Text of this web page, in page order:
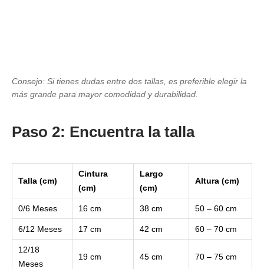
Consejo: Si tienes dudas entre dos tallas, es preferible elegir la
más grande para mayor comodidad y durabilidad.
Paso 2: Encuentra la talla
Talla (cm)
Cintura
(cm)
Largo
(cm)
Altura (cm)
0/6 Meses 16 cm 38 cm 50 – 60 cm
6/12 Meses 17 cm 42 cm 60 – 70 cm
12/18
Meses
19 cm 45 cm 70 – 75 cm